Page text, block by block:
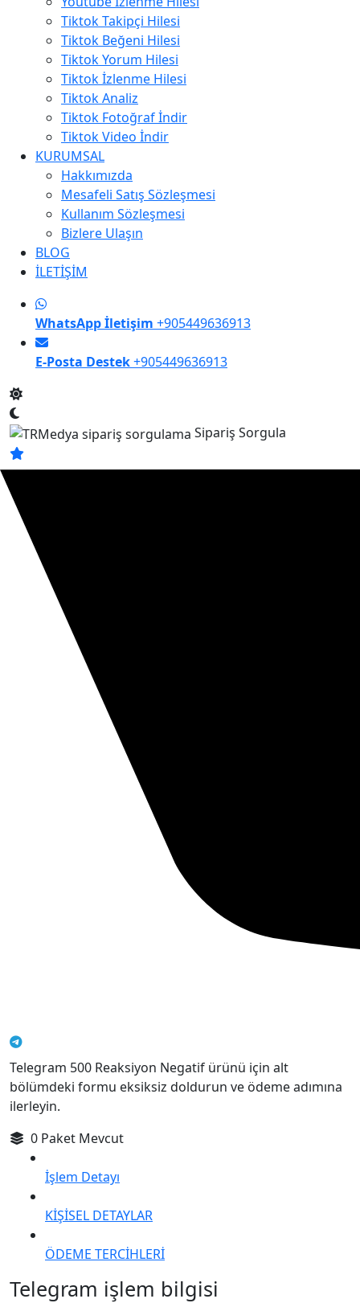
Tiktok Takipçi Hilesi
Tiktok Beğeni Hilesi
Tiktok Yorum Hilesi
Tiktok İzlenme Hilesi
Tiktok Analiz
Tiktok Fotoğraf İndir
Tiktok Video İndir
KURUMSAL
Hakkımızda
Mesafeli Satış Sözleşmesi
Kullanım Sözleşmesi
Bizlere Ulaşın
BLOG
İLETİŞİM
WhatsApp İletişim +905449636913
E-Posta Destek+905449636913
Sipariş Sorgula
Telegram 500 Reaksiyon Negatif ürünü için alt
bölümdeki formu eksiksiz doldurun ve ödeme adımına
ilerleyin.
0 Paket Mevcut
İşlem Detayı
KİŞİSEL DETAYLAR
ÖDEME TERCİHLERİ
Telegram işlem bilgisi